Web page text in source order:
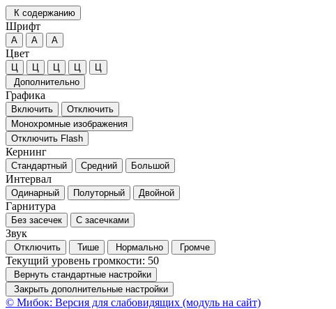
К содержанию
Шрифт
А А А
Цвет
Ц Ц Ц Ц
Ц
Дополнительно
Графика
Включить
Отключить
Монохромные изображения
Отключить Flash
Кернинг
Стандартный Средний Большой
Интервал
Одинарный Полуторный Двойной
Гарнитура
Без засечек С засечками
Звук
Отключить Тише Нормально Громче
Текущий уровень громкости: 50
Вернуть стандартные настройки
Закрыть дополнительные настройки
© Мибок: Версия для слабовидящих (модуль на сайт)